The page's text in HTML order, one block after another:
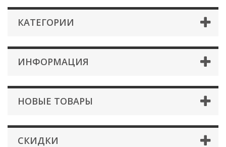
КАТЕГОРИИ
ИНФОРМАЦИЯ
НОВЫЕ ТОВАРЫ
СКИДКИ